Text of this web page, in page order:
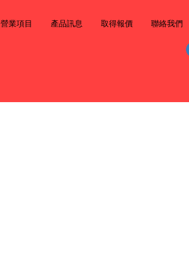
營業項目 產品訊息 取得報價 聯絡我們